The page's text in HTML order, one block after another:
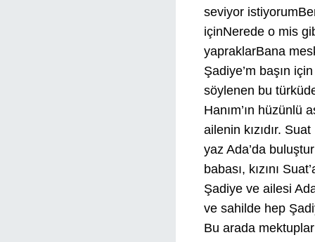
seviyor
içinNerede o mis
yapraklarBana
Şadiye’m başın
söylenen bu
Hanım’ın hüzünlü
ailenin kızıdır.
yaz Ada’da
babası, kızını
Şadiye ve ailesi
ve sahilde hep
Bu arada